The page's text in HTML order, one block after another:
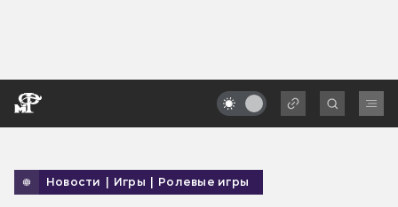
Новости | Игры | Ролевые игры